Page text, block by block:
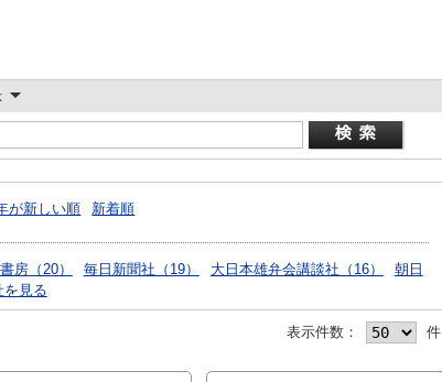
が新しい順 新着順
房（20） 毎日新聞社（19） 大日本雄弁会講談社（16）
朝日
を見る
表示件数： 件